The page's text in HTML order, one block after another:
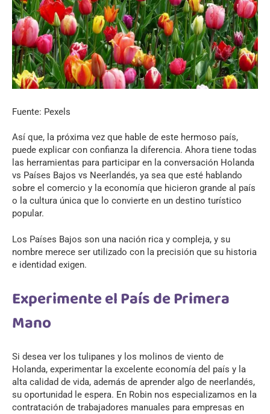
Fuente: Pexels
Así que, la próxima vez que hable de este hermoso país,
puede explicar con confianza la diferencia. Ahora tiene todas
las herramientas para participar en la conversación Holanda
vs Países Bajos vs Neerlandés, ya sea que esté hablando
sobre el comercio y la economía que hicieron grande al país
o la cultura única que lo convierte en un destino turístico
popular.
Los Países Bajos son una nación rica y compleja, y su
nombre merece ser utilizado con la precisión que su historia
e identidad exigen.
Experimente el País de Primera
Mano
Si desea ver los tulipanes y los molinos de viento de
Holanda, experimentar la excelente economía del país y la
alta calidad de vida, además de aprender algo de neerlandés,
su oportunidad le espera. En Robin nos especializamos en la
contratación de trabajadores manuales para empresas en